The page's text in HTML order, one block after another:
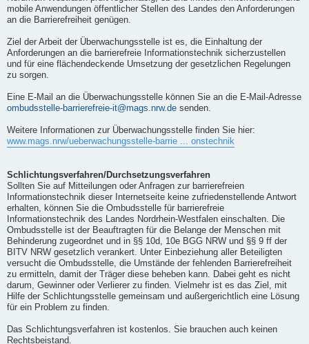
mobile Anwendungen öffentlicher Stellen des Landes den Anforderungen
an die Barrierefreiheit genügen.
Ziel der Arbeit der Überwachungsstelle ist es, die Einhaltung der
Anforderungen an die barrierefreie Informationstechnik sicherzustellen
und für eine flächendeckende Umsetzung der gesetzlichen Regelungen
zu sorgen.
Eine E-Mail an die Überwachungsstelle können Sie an die E-Mail-Adresse
ombudsstelle-barrierefreie-it@mags.nrw.de senden.
Weitere Informationen zur Überwachungsstelle finden Sie hier:
www.mags.nrw/ueberwachungsstelle-barrie ... onstechnik
Schlichtungsverfahren/Durchsetzungsverfahren
Sollten Sie auf Mitteilungen oder Anfragen zur barrierefreien
Informationstechnik dieser Internetseite keine zufriedenstellende Antwort
erhalten, können Sie die Ombudsstelle für barrierefreie
Informationstechnik des Landes Nordrhein-Westfalen einschalten. Die
Ombudsstelle ist der Beauftragten für die Belange der Menschen mit
Behinderung zugeordnet und in §§ 10d, 10e BGG NRW und §§ 9 ff der
BITV NRW gesetzlich verankert. Unter Einbeziehung aller Beteiligten
versucht die Ombudsstelle, die Umstände der fehlenden Barrierefreiheit
zu ermitteln, damit der Träger diese beheben kann. Dabei geht es nicht
darum, Gewinner oder Verlierer zu finden. Vielmehr ist es das Ziel, mit
Hilfe der Schlichtungsstelle gemeinsam und außergerichtlich eine Lösung
für ein Problem zu finden.
Das Schlichtungsverfahren ist kostenlos. Sie brauchen auch keinen
Rechtsbeistand.